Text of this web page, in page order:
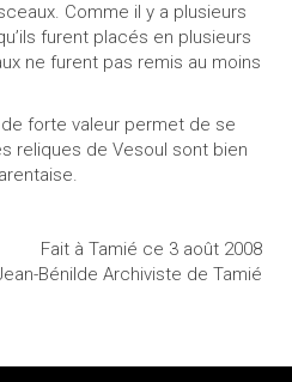
Comme il y a plusieurs
furent placés en plusieurs
ne furent pas remis au moins
forte valeur permet de se
reliques de Vesoul sont bien
Fait à Tamié ce 3 août 2008
Bénilde Archiviste de Tamié